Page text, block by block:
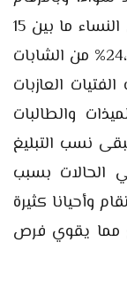
تشير التقارير الرسمية إلى أن 13،8% من النساء ما بين 15
و74 سنة تعرضن للعنف الإلكتروني، و24،4% من الشابات
الفتيات العازبات
بلغت 30،1% والتلميذات والطالبات
فتبقى نسب التبليغ
من إجمالي الحالات بسبب
وأحيانا كثيرة
مما يقوي فرص